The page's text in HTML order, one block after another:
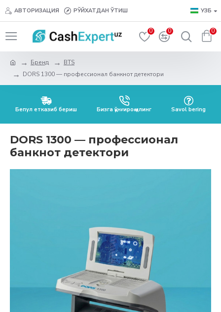
АВТОРИЗАЦИЯ РЎЙХАТДАН ЎТИШ УЗБ
0 0 0
Бренд
BTS
DORS 1300 — профессионал банкнот детектори
Бепул етказиб бериш Бизга қўнғироқ қилинг Savol bering
DORS 1300 — профессионал
банкнот детектори